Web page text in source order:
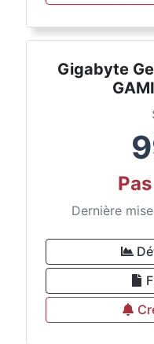
Gigabyte
Dernière